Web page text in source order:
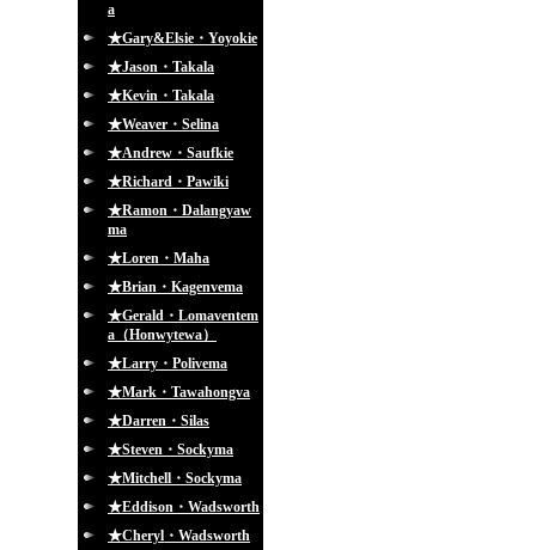
a
★Gary&Elsie・Yoyokie
★Jason・Takala
★Kevin・Takala
★Weaver・Selina
★Andrew・Saufkie
★Richard・Pawiki
★Ramon・Dalangyaw
ma
★Loren・Maha
★Brian・Kagenvema
★Gerald・Lomaventem
a（Honwytewa）
★Larry・Polivema
★Mark・Tawahongva
★Darren・Silas
★Steven・Sockyma
★Mitchell・Sockyma
★Eddison・Wadsworth
★Cheryl・Wadsworth